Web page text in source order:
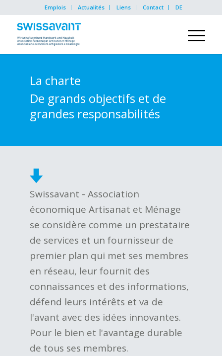
Emplois Actualités Liens Contact DE
La charte
De grands objectifs et de
grandes responsabilités
Swissavant - Association
économique Artisanat et Ménage
se considère comme un prestataire
de services et un fournisseur de
premier plan qui met ses membres
en réseau, leur fournit des
connaissances et des informations,
défend leurs intérêts et va de
l'avant avec des idées innovantes.
Pour le bien et l'avantage durable
de tous ses membres.